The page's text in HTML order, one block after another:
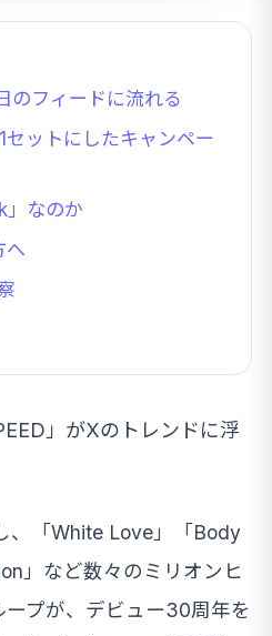
のフィードに流れる
セットにしたキャンペー
」なのか
へ
」がXのトレンドに浮
、「White Love」「Body
」など数々のミリオンヒ
プが、デビュー30周年を